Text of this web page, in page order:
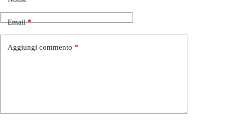
Email*
Aggiungi commento *